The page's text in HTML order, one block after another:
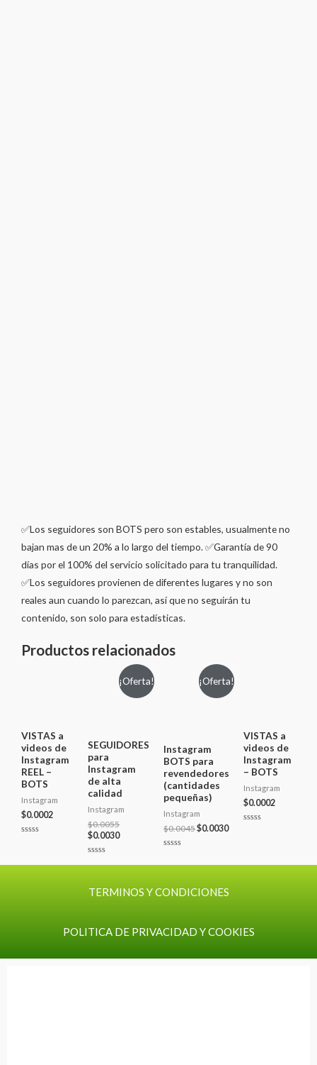
✅Los seguidores son BOTS pero son estables, usualmente no
bajan mas de un 20% a lo largo del tiempo. ✅Garantía de 90
días por el 100% del servicio solicitado para tu tranquilidad.
✅Los seguidores provienen de diferentes lugares y no son
reales aun cuando lo parezcan, así que no seguirán tu
contenido, son solo para estadísticas.
Productos relacionados
VISTAS a
videos de
Instagram
REEL –
BOTS
Instagram
$0.0002
de
¡Oferta!
SEGUIDORES
para
Instagram
de alta
calidad
Instagram
$0.0055
$0.0030
¡Oferta!
Instagram
BOTS para
revendedores
(cantidades
pequeñas)
Instagram
$0.0045$0.0030
VISTAS a
videos de
Instagram
– BOTS
Instagram
$0.0002
TERMINOS Y CONDICIONES
POLITICA DE PRIVACIDAD Y COOKIES